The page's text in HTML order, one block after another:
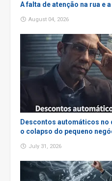
A falta de atenção na rua e
August 04, 2026
Descontos automáticos no
o colapso do pequeno
July 31, 2026